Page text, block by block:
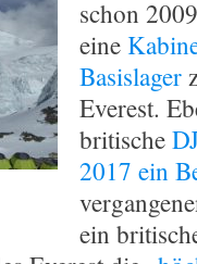
schon
eine
Basislager
Everest.
britische
2017 ein
ein